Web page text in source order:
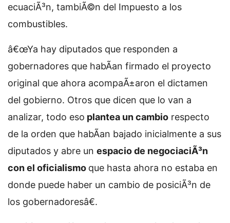
ecuaciÃ³n, tambiÃ©n del Impuesto a los
combustibles.
â€œYa hay diputados que responden a
gobernadores que habÃ­an firmado el proyecto
original que ahora acompaÃ±aron el dictamen
del gobierno. Otros que dicen que lo van a
analizar, todo eso plantea un cambio respecto
de la orden que habÃ­an bajado inicialmente a sus
diputados y abre un espacio de negociaciÃ³n
con el oficialismo que hasta ahora no estaba en
donde puede haber un cambio de posiciÃ³n de
los gobernadoresâ€.